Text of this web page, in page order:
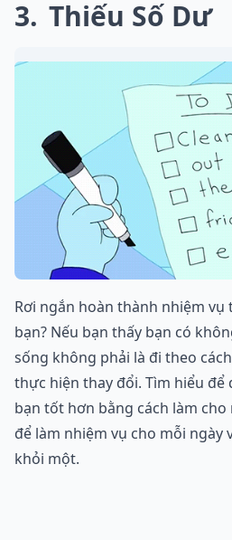
3 Thiếu Số Dư
Rơi ngắn hoàn thành nhiệm vụ
bạn? Nếu bạn thấy bạn có
sống không phải là đi theo
thực hiện thay đổi. Tìm hiểu để
bạn tốt hơn bằng cách làm
để làm nhiệm vụ cho mỗi ngày
khỏi một.